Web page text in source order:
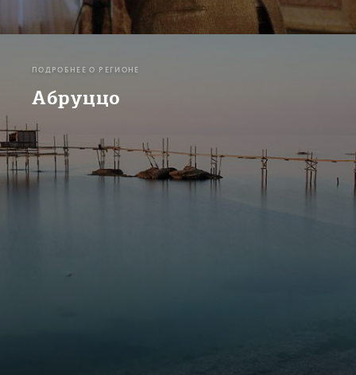
ПОДРОБНЕЕ О РЕГИОНЕ
Абруццо